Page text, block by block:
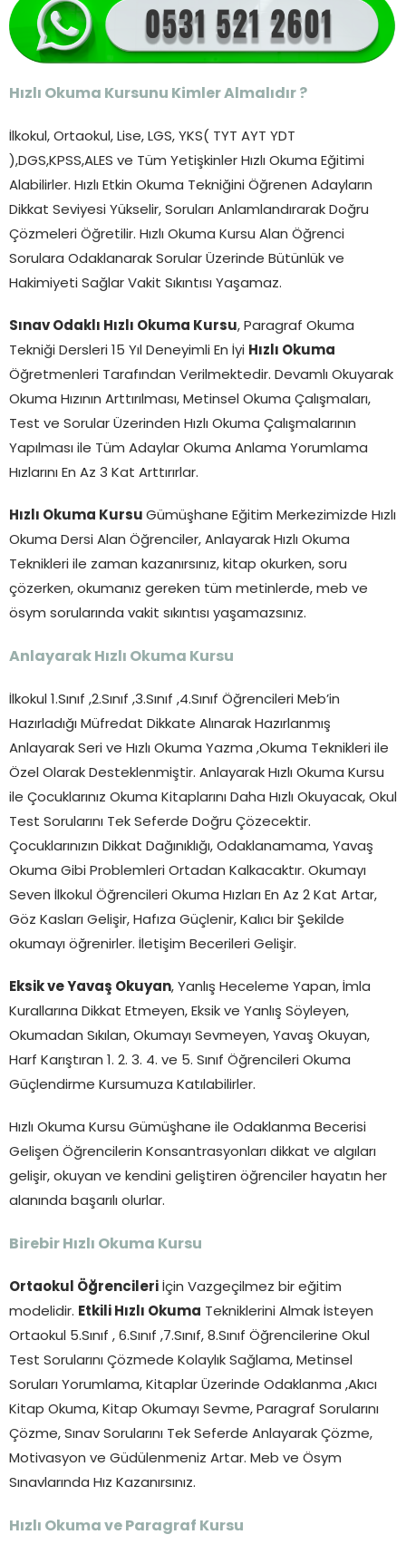
Hızlı Okuma Kursunu Kimler Almalıdır ?
İlkokul, Ortaokul, Lise, LGS, YKS( TYT AYT YDT
),DGS,KPSS,ALES ve Tüm Yetişkinler Hızlı Okuma Eğitimi
Alabilirler. Hızlı Etkin Okuma Tekniğini Öğrenen Adayların
Dikkat Seviyesi Yükselir, Soruları Anlamlandırarak Doğru
Çözmeleri Öğretilir. Hızlı Okuma Kursu Alan Öğrenci
Sorulara Odaklanarak Sorular Üzerinde Bütünlük ve
Hakimiyeti Sağlar Vakit Sıkıntısı Yaşamaz.
Sınav Odaklı Hızlı Okuma Kursu , Paragraf Okuma
Tekniği Dersleri 15 Yıl Deneyimli En İyi Hızlı Okuma
Öğretmenleri Tarafından Verilmektedir. Devamlı Okuyarak
Okuma Hızının Arttırılması, Metinsel Okuma Çalışmaları,
Test ve Sorular Üzerinden Hızlı Okuma Çalışmalarının
Yapılması ile Tüm Adaylar Okuma Anlama Yorumlama
Hızlarını En Az 3 Kat Arttırırlar.
Hızlı Okuma Kursu Gümüşhane Eğitim Merkezimizde Hızlı
Okuma Dersi Alan Öğrenciler, Anlayarak Hızlı Okuma
Teknikleri ile zaman kazanırsınız, kitap okurken, soru
çözerken, okumanız gereken tüm metinlerde, meb ve
ösym sorularında vakit sıkıntısı yaşamazsınız.
Anlayarak Hızlı Okuma Kursu
İlkokul 1.Sınıf ,2.Sınıf ,3.Sınıf ,4.Sınıf Öğrencileri Meb’in
Hazırladığı Müfredat Dikkate Alınarak Hazırlanmış
Anlayarak Seri ve Hızlı Okuma Yazma ,Okuma Teknikleri ile
Özel Olarak Desteklenmiştir. Anlayarak Hızlı Okuma Kursu
ile Çocuklarınız Okuma Kitaplarını Daha Hızlı Okuyacak, Okul
Test Sorularını Tek Seferde Doğru Çözecektir.
Çocuklarınızın Dikkat Dağınıklığı, Odaklanamama, Yavaş
Okuma Gibi Problemleri Ortadan Kalkacaktır. Okumayı
Seven İlkokul Öğrencileri Okuma Hızları En Az 2 Kat Artar,
Göz Kasları Gelişir, Hafıza Güçlenir, Kalıcı bir Şekilde
okumayı öğrenirler. İletişim Becerileri Gelişir.
Eksik ve Yavaş Okuyan, Yanlış Heceleme Yapan, İmla
Kurallarına Dikkat Etmeyen, Eksik ve Yanlış Söyleyen,
Okumadan Sıkılan, Okumayı Sevmeyen, Yavaş Okuyan,
Harf Karıştıran 1. 2. 3. 4. ve 5. Sınıf Öğrencileri Okuma
Güçlendirme Kursumuza Katılabilirler.
Hızlı Okuma Kursu Gümüşhane ile Odaklanma Becerisi
Gelişen Öğrencilerin Konsantrasyonları dikkat ve algıları
gelişir, okuyan ve kendini geliştiren öğrenciler hayatın her
alanında başarılı olurlar.
Birebir Hızlı Okuma Kursu
Ortaokul Öğrencileri
İçin Vazgeçilmez bir eğitim
modelidir. Etkili Hızlı Okuma Tekniklerini Almak İsteyen
Ortaokul 5.Sınıf , 6.Sınıf ,7.Sınıf, 8.Sınıf Öğrencilerine Okul
Test Sorularını Çözmede Kolaylık Sağlama, Metinsel
Soruları Yorumlama, Kitaplar Üzerinde Odaklanma ,Akıcı
Kitap Okuma, Kitap Okumayı Sevme, Paragraf Sorularını
Çözme, Sınav Sorularını Tek Seferde Anlayarak Çözme,
Motivasyon ve Güdülenmeniz Artar. Meb ve Ösym
Sınavlarında Hız Kazanırsınız.
Hızlı Okuma ve Paragraf Kursu